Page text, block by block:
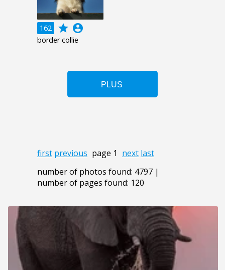
162 grade account_circle
border collie
first previous page 1 next last
number of photos found: 4797 |
number of pages found: 120